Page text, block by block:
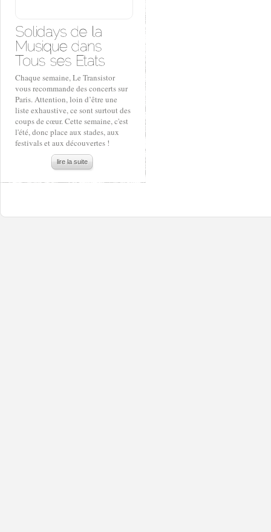
Chaque semaine, Le Transistor
vous recommande des concerts sur
Paris. Attention, loin d’être une
liste exhaustive, ce sont surtout des
coups de cœur. Cette semaine, c'est
l'été, donc place aux stades, aux
festivals et aux découvertes !
lire la suite